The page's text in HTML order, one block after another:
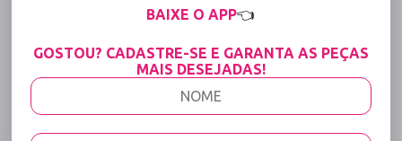
15% OFF para Compras Acima de R$400,00 (Varejo)
Tabela de medidas
Compartilhe:
BAIXE O APP👈
GOSTOU? CADASTRE-SE E GARANTA AS PEÇAS
MAIS DESEJADAS!